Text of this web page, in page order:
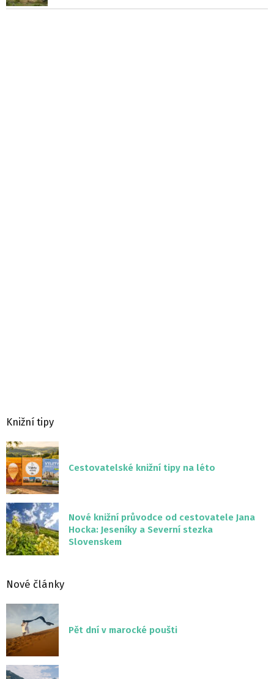
Knižní tipy
Cestovatelské knižní tipy na léto
Nové knižní průvodce od cestovatele Jana
Hocka: Jeseníky a Severní stezka
Slovenskem
Nové články
Pět dní v marocké poušti